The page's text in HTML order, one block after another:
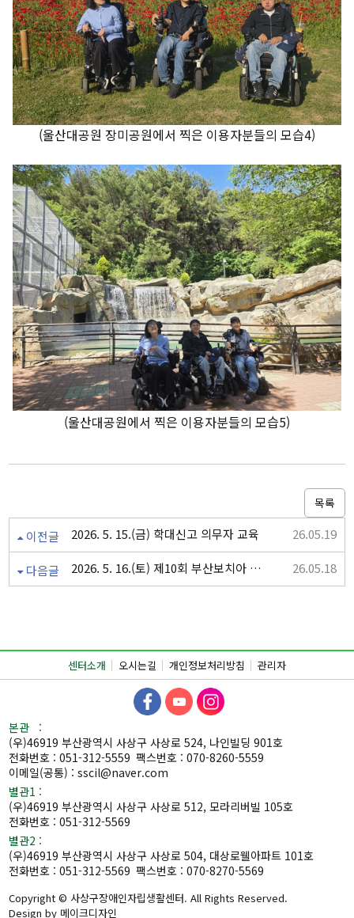
(울산대공원 장미공원에서 찍은 이용자분들의 모습4)
(울산대공원에서 찍은 이용자분들의 모습5)
목록
이전글 2026. 5. 15.(금) 학대신고 의무자 교육 26.05.19
다음글 2026. 5. 16.(토) 제10회 부산보치아 클럽 리그전 26.05.18
센터소개 오시는길 개인정보처리방침 관리자
본관 :
(우)46919 부산광역시 사상구 사상로 524, 나인빌딩 901호
전화번호 : 051-312-5559 팩스번호 : 070-8260-5559
이메일(공통) : sscil@naver.com
별관1 :
(우)46919 부산광역시 사상구 사상로 512, 모라리버빌 105호
전화번호 : 051-312-5569
별관2 :
(우)46919 부산광역시 사상구 사상로 504, 대상로웰아파트 101호
전화번호 : 051-312-5569 팩스번호 : 070-8270-5569
Copyright © 사상구장애인자립생활센터. All Rights Reserved.
Design by 메이크디자인